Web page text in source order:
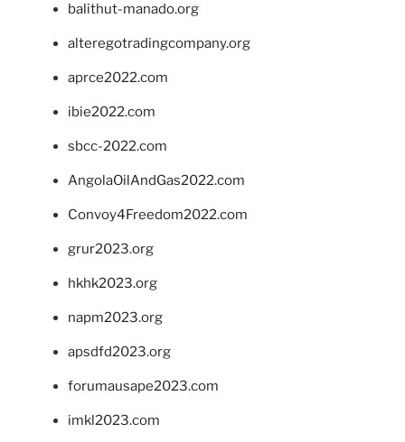
balithut-manado.org
alteregotradingcompany.org
aprce2022.com
ibie2022.com
sbcc-2022.com
AngolaOilAndGas2022.com
Convoy4Freedom2022.com
grur2023.org
hkhk2023.org
napm2023.org
apsdfd2023.org
forumausape2023.com
imkl2023.com